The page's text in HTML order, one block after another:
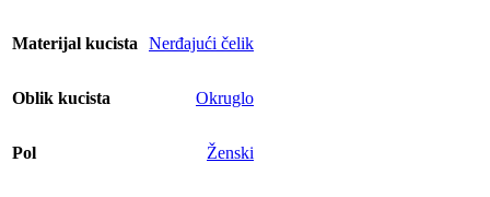
Materijal kucista Nerđajući čelik
Oblik kucista Okruglo
Pol Ženski